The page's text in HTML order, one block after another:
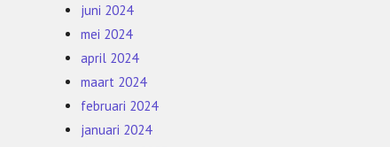
juni 2024
mei 2024
april 2024
maart 2024
februari 2024
januari 2024